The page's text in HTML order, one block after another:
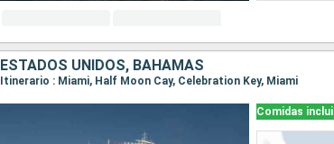
ESTADOS UNIDOS, BAHAMAS
Itinerario : Miami, Half Moon Cay, Celebration Key, Miami
Comidas